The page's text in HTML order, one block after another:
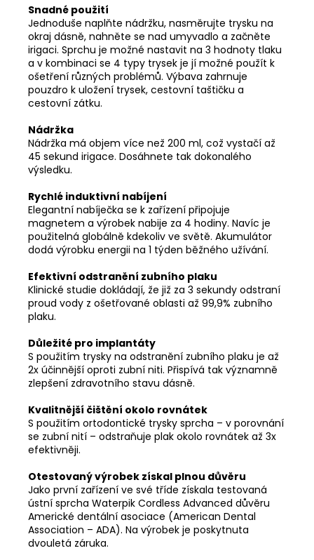
Snadné použití
Jednoduše naplňte nádržku, nasměrujte trysku na
okraj dásně, nahněte se nad umyvadlo a začněte
irigaci. Sprchu je možné nastavit na 3 hodnoty tlaku
a v kombinaci se 4 typy trysek je jí možné použít k
ošetření různých problémů. Výbava zahrnuje
pouzdro k uložení trysek, cestovní taštičku a
cestovní zátku.
Nádržka
Nádržka má objem více než 200 ml, což vystačí až
45 sekund irigace. Dosáhnete tak dokonalého
výsledku.
Rychlé induktivní nabíjení
Elegantní nabíječka se k zařízení připojuje
magnetem a výrobek nabije za 4 hodiny. Navíc je
použitelná globálně kdekoliv ve světě. Akumulátor
dodá výrobku energii na 1 týden běžného užívání.
Efektivní odstranění zubního plaku
Klinické studie dokládají, že již za 3 sekundy odstraní
proud vody z ošetřované oblasti až 99,9% zubního
plaku.
Důležité pro implantáty
S použitím trysky na odstranění zubního plaku je až
2x účinnější oproti zubní niti. Přispívá tak významně
zlepšení zdravotního stavu dásně.
Kvalitnější čištění okolo rovnátek
S použitím ortodontické trysky sprcha – v porovnání
se zubní nití – odstraňuje plak okolo rovnátek až 3x
efektivněji.
Otestovaný výrobek získal plnou důvěru
Jako první zařízení ve své tříde získala testovaná
ústní sprcha Waterpik Cordless Advanced důvěru
Americké dentální asociace (American Dental
Association – ADA). Na výrobek je poskytnuta
dvouletá záruka.